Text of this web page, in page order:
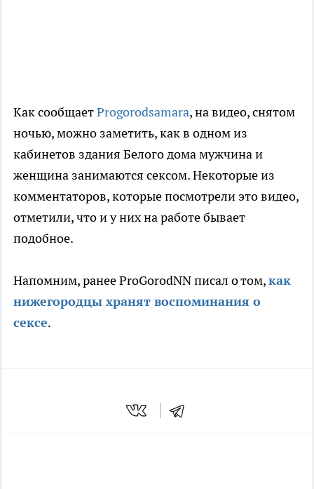
Как сообщаетProgorodsamara, на видео, снятом
ночью, можно заметить, как в одном из
кабинетов здания Белого дома мужчина и
женщина занимаются сексом. Некоторые из
комментаторов, которые посмотрели это видео,
отметили, что и у них на работе бывает
подобное.
Напомним, ранее ProGorodNN писал о том,как
нижегородцы хранят воспоминания о
сексе.